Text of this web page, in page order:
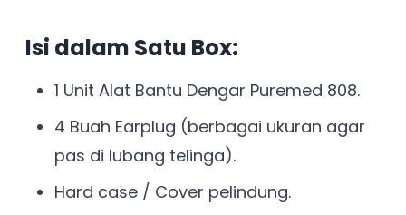
Isi dalam Satu Box:
1 Unit Alat Bantu Dengar Puremed 808.
4 Buah Earplug (berbagai ukuran agar
pas di lubang telinga).
Hard case / Cover pelindung.